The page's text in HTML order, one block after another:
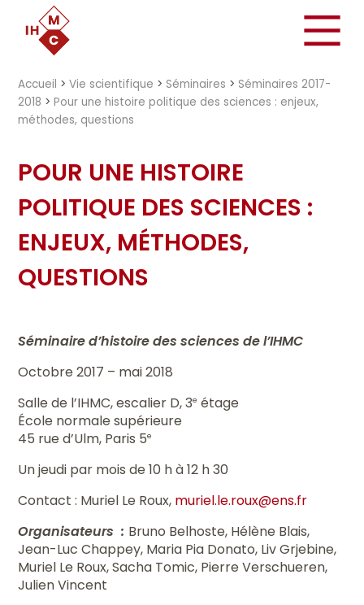
Accueil >Vie scientifique > Séminaires > Séminaires 2017-
2018 >Pour une histoire politique des sciences : enjeux,
méthodes, questions
POUR UNE HISTOIRE
POLITIQUE DES SCIENCES :
ENJEUX, MÉTHODES,
QUESTIONS
Séminaire d’histoire des sciences de l’IHMC
Octobre 2017 – mai 2018
Salle de l’IHMC, escalier D, 3e étage
École normale supérieure
45 rue d’Ulm, Paris 5e
Un jeudi par mois de 10 h à 12 h 30
Contact : Muriel Le Roux, muriel.le.roux@ens.fr
Organisateurs : Bruno Belhoste, Hélène Blais,
Jean-Luc Chappey, Maria Pia Donato, Liv Grjebine,
Muriel Le Roux, Sacha Tomic, Pierre Verschueren,
Julien Vincent